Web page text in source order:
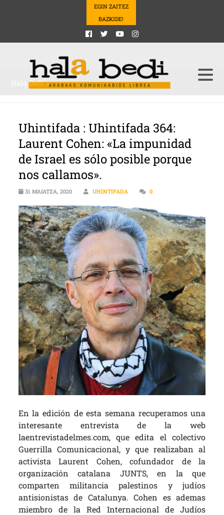
EGIN ZAITEZ
BAZKIDE!
Hala Bedi>
Uhintifada : Uhintifada 364:
Laurent Cohen: «La impunidad
de Israel es sólo posible porque
nos callamos».
31 MAIATZA, 2020 UHINTIFADA 0
En la edición de esta semana recuperamos una
interesante entrevista de la web
laentrevistadelmes.com, que edita el colectivo
Guerrilla Comunicacional, y que realizaban al
activista Laurent Cohen, cofundador de la
organización catalana JUNTS, en la que
comparten militancia palestinos y judíos
antisionistas de Catalunya. Cohen es ademas
miembro de la Red Internacional de Judíos